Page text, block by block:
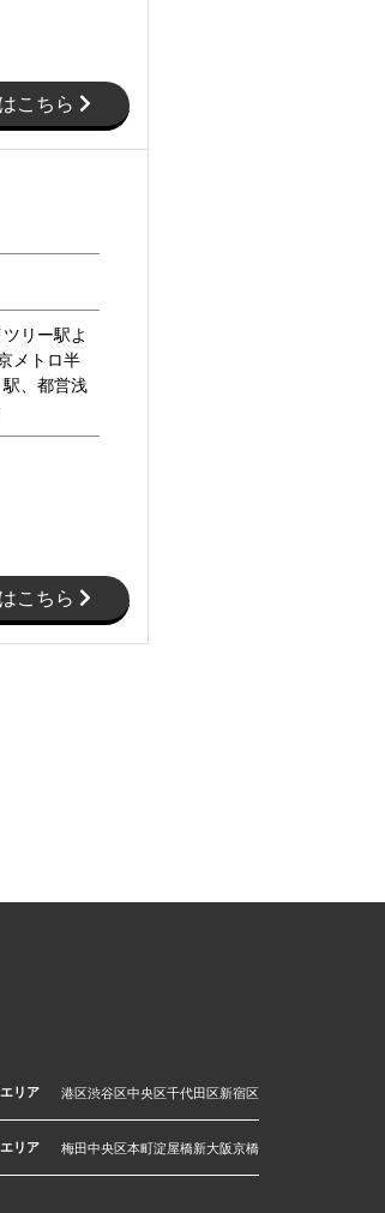
こちら
リー駅よ
メトロ半
、都営浅
こちら
リア 港区渋谷区中央区千代田区新宿区
リア 梅田中央区本町淀屋橋新大阪京橋